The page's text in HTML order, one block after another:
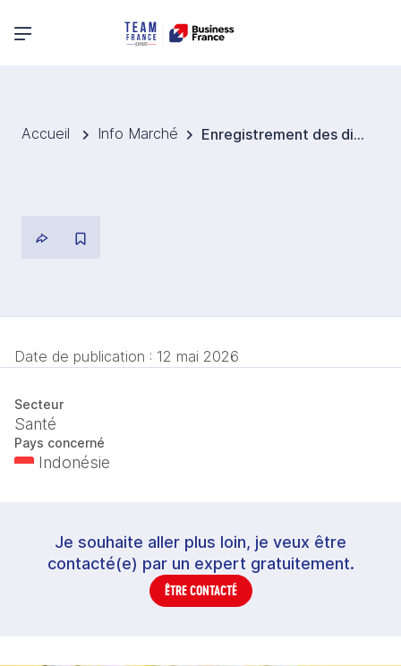
Menu principal
Accueil Info Marché Enregistrement des dispositifs médicaux
Date de publication : 12 mai 2026
Secteur
Santé
Pays concerné
Indonésie
Je souhaite aller plus loin, je veux être
contacté(e) par un expert gratuitement.
ÊTRE CONTACTÉ